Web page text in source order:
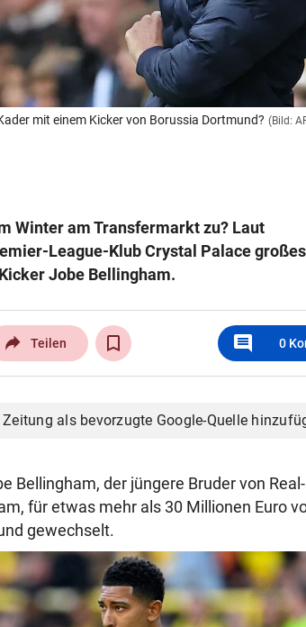
mit einem Kicker von Borussia Dortmund? (Bild:
Winter am Transfermarkt zu? Laut
League-Klub Crystal Palace
Jobe Bellingham.
Teilen comment 0
Zeitung als bevorzugte Google-Quelle
Bellingham, der jüngere Bruder von
für etwas mehr als 30 Millionen Euro
gewechselt.